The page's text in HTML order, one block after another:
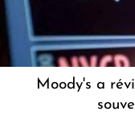
Moody's a